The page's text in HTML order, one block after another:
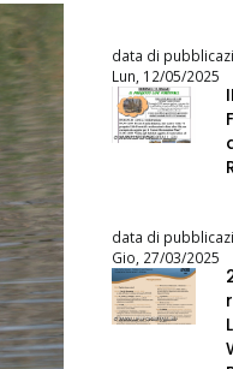
data di
Lun, 12/05/2025
data di
Gio, 27/03/2025